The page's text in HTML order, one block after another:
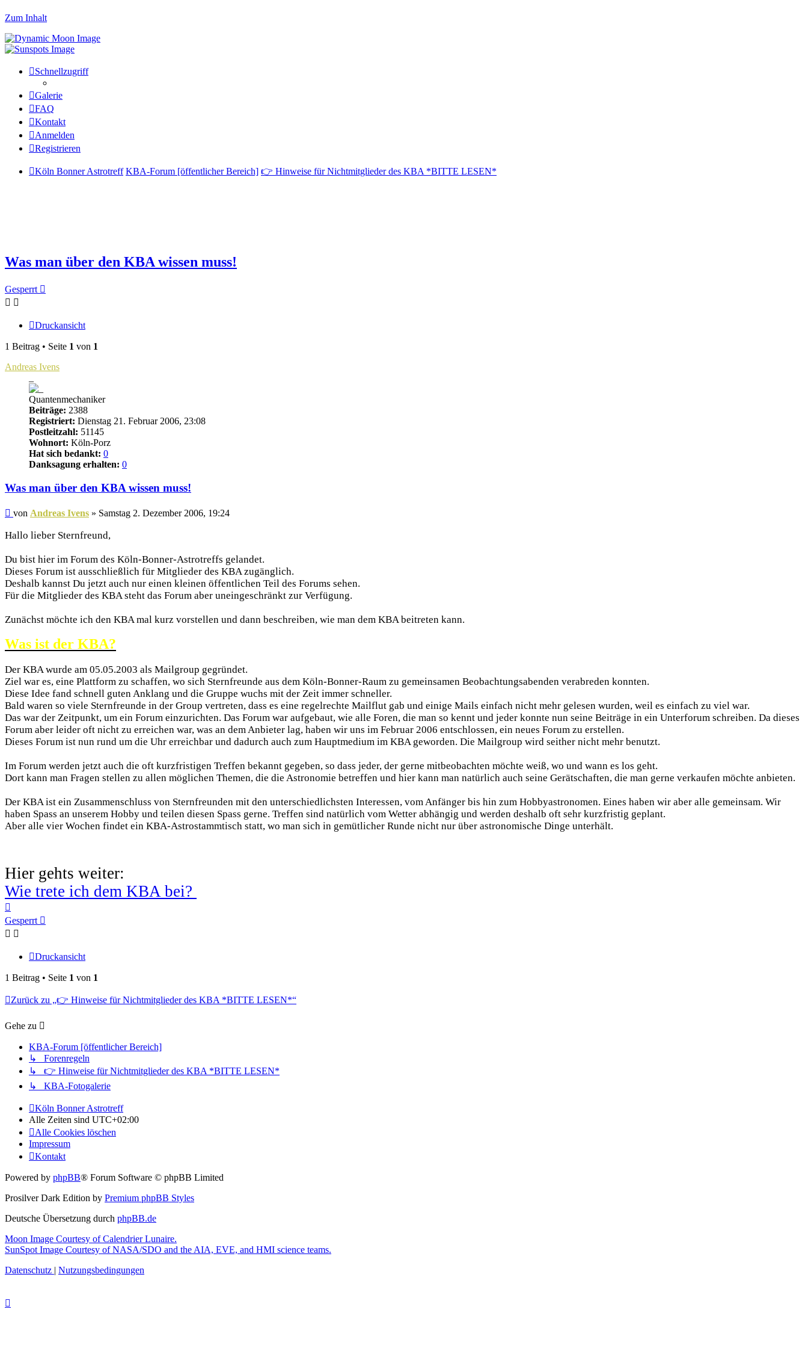
Zum Inhalt
Schnellzugriff
Galerie
FAQ
Kontakt
Anmelden
Registrieren
Köln Bonner Astrotreff KBA-Forum [öffentlicher Bereich] 👉 Hinweise für Nichtmitglieder des KBA *BITTE LESEN*
Was man über den KBA wissen muss!
Gesperrt
Druckansicht
1 Beitrag • Seite 1 von 1
Andreas Ivens
Quantenmechaniker
Beiträge: 2388
Registriert: Dienstag 21. Februar 2006, 23:08
Postleitzahl: 51145
Wohnort: Köln-Porz
Hat sich bedankt: 0
Danksagung erhalten: 0
Was man über den KBA wissen muss!
Beitrag
von Andreas Ivens » Samstag 2. Dezember 2006, 19:24
Hallo lieber Sternfreund,
Du bist hier im Forum des Köln-Bonner-Astrotreffs gelandet.
Dieses Forum ist ausschließlich für Mitglieder des KBA zugänglich.
Deshalb kannst Du jetzt auch nur einen kleinen öffentlichen Teil des Forums sehen.
Für die Mitglieder des KBA steht das Forum aber uneingeschränkt zur Verfügung.
Zunächst möchte ich den KBA mal kurz vorstellen und dann beschreiben, wie man dem KBA beitreten kann.
Was ist der KBA?
Der KBA wurde am 05.05.2003 als Mailgroup gegründet.
Ziel war es, eine Plattform zu schaffen, wo sich Sternfreunde aus dem Köln-Bonner-Raum zu gemeinsamen Beobachtungsabenden verabreden konnten.
Diese Idee fand schnell guten Anklang und die Gruppe wuchs mit der Zeit immer schneller.
Bald waren so viele Sternfreunde in der Group vertreten, dass es eine regelrechte Mailflut gab und einige Mails einfach nicht mehr gelesen wurden, weil es einfach zu viel war.
Das war der Zeitpunkt, um ein Forum einzurichten. Das Forum war aufgebaut, wie alle Foren, die man so kennt und jeder konnte nun seine Beiträge in ein Unterforum schreiben. Da dieses
Forum aber leider oft nicht zu erreichen war, was an dem Anbieter lag, haben wir uns im Februar 2006 entschlossen, ein neues Forum zu erstellen.
Dieses Forum ist nun rund um die Uhr erreichbar und dadurch auch zum Hauptmedium im KBA geworden. Die Mailgroup wird seither nicht mehr benutzt.
Im Forum werden jetzt auch die oft kurzfristigen Treffen bekannt gegeben, so dass jeder, der gerne mitbeobachten möchte weiß, wo und wann es los geht.
Dort kann man Fragen stellen zu allen möglichen Themen, die die Astronomie betreffen und hier kann man natürlich auch seine Gerätschaften, die man gerne verkaufen möchte anbieten.
Der KBA ist ein Zusammenschluss von Sternfreunden mit den unterschiedlichsten Interessen, vom Anfänger bis hin zum Hobbyastronomen. Eines haben wir aber alle gemeinsam. Wir
haben Spass an unserem Hobby und teilen diesen Spass gerne. Treffen sind natürlich vom Wetter abhängig und werden deshalb oft sehr kurzfristig geplant.
Aber alle vier Wochen findet ein KBA-Astrostammtisch statt, wo man sich in gemütlicher Runde nicht nur über astronomische Dinge unterhält.
Hier gehts weiter:
Wie trete ich dem KBA bei?
oben
Gesperrt
Druckansicht
1 Beitrag • Seite 1 von 1
Zurück zu „👉 Hinweise für Nichtmitglieder des KBA *BITTE LESEN*“
Gehe zu
KBA-Forum [öffentlicher Bereich]
↳ Forenregeln
↳ 👉 Hinweise für Nichtmitglieder des KBA *BITTE LESEN*
↳ KBA-Fotogalerie
Köln Bonner Astrotreff
Alle Zeiten sind UTC+02:00
Alle Cookies löschen
Impressum
Kontakt
Powered by phpBB® Forum Software © phpBB Limited
Prosilver Dark Edition by Premium phpBB Styles
Deutsche Übersetzung durch phpBB.de
Moon Image Courtesy of Calendrier Lunaire.
SunSpot Image Courtesy of NASA/SDO and the AIA, EVE, and HMI science teams.
Datenschutz | Nutzungsbedingungen